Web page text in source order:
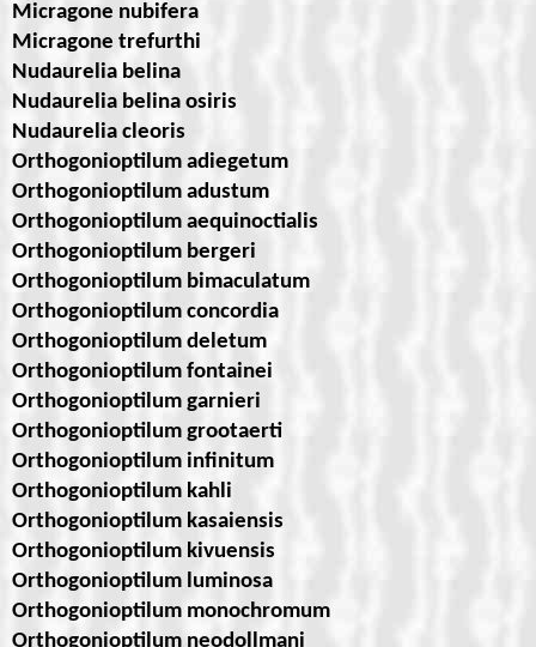
Micragone nubifera
Micragone trefurthi
Nudaurelia belina
Nudaurelia belina osiris
Nudaurelia cleoris
Orthogonioptilum adiegetum
Orthogonioptilum adustum
Orthogonioptilum aequinoctialis
Orthogonioptilum bergeri
Orthogonioptilum bimaculatum
Orthogonioptilum concordia
Orthogonioptilum deletum
Orthogonioptilum fontainei
Orthogonioptilum garnieri
Orthogonioptilum grootaerti
Orthogonioptilum infinitum
Orthogonioptilum kahli
Orthogonioptilum kasaiensis
Orthogonioptilum kivuensis
Orthogonioptilum luminosa
Orthogonioptilum monochromum
Orthogonioptilum neodollmani